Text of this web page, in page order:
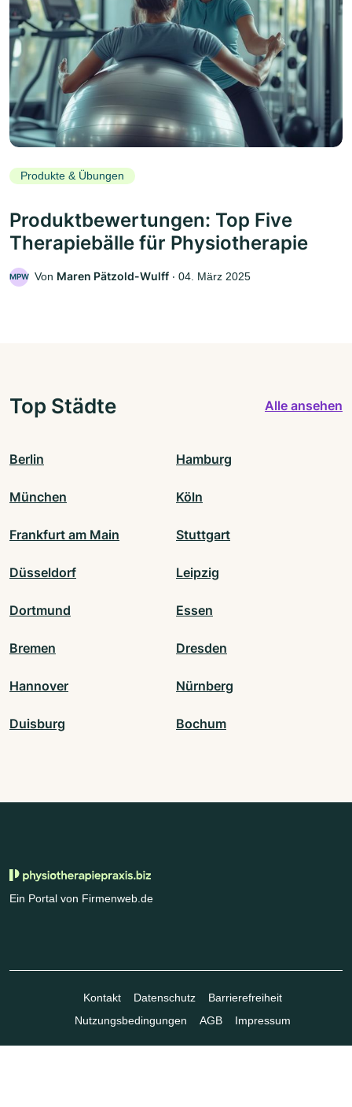
Produkte & Übungen
Produktbewertungen: Top Five
Therapiebälle für Physiotherapie
MPW Von Maren Pätzold-Wulff ‧ 04. März 2025
Top Städte Alle ansehen
Berlin Hamburg
München Köln
Frankfurt am Main Stuttgart
Düsseldorf Leipzig
Dortmund Essen
Bremen Dresden
Hannover Nürnberg
Duisburg Bochum
Ein Portal von Firmenweb.de
Kontakt Datenschutz
Barrierefreiheit
Nutzungsbedingungen
AGB Impressum